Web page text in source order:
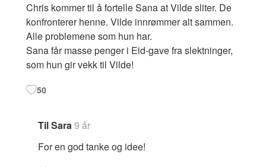
Chris kommer til å fortelle Sana at Vilde sliter. De
konfronterer henne. Vilde innrømmer alt sammen.
Alle problemene som hun har.
Sana får masse penger i Eid-gave fra slektninger,
som hun gir vekk til Vilde!
50
Til Sara9 år
For en god tanke og idee!